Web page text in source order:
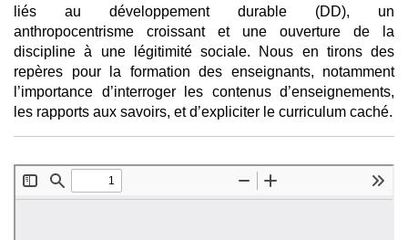
liés au développement durable (DD), un
anthropocentrisme croissant et une ouverture de la
discipline à une légitimité sociale. Nous en tirons des
repères pour la formation des enseignants, notamment
l’importance d’interroger les contenus d’enseignements,
les rapports aux savoirs, et d’expliciter le curriculum caché.